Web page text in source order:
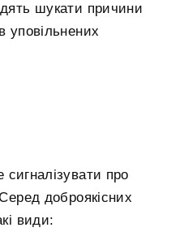
шукати причини
уповільнених
про
доброякісних
види: